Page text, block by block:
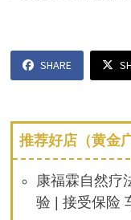
SHARE
推荐好店（黄金
康福霖自然疗
验 | 接受保险